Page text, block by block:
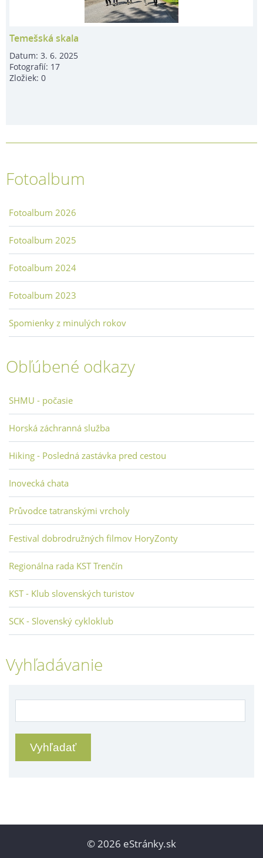
Temešská skala
Datum:3. 6. 2025
Fotografií: 17
Zložiek:0
Fotoalbum
Fotoalbum 2026
Fotoalbum 2025
Fotoalbum 2024
Fotoalbum 2023
Spomienky z minulých rokov
Obľúbené odkazy
SHMU - počasie
Horská záchranná služba
Hiking - Posledná zastávka pred cestou
Inovecká chata
Průvodce tatranskými vrcholy
Festival dobrodružných filmov HoryZonty
Regionálna rada KST Trenčín
KST - Klub slovenských turistov
SCK - Slovenský cykloklub
Vyhľadávanie
© 2026 eStránky.sk